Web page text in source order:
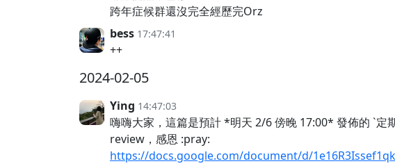
跨年症候群還沒完全經歷完Orz
bess 17:47:41
++
2024-02-05
Ying 14:47:03
嗨嗨大家，這篇是預計 *明天 2/6 傍晚 17:00* 發佈的 `定
review，感恩 :pray:
https://docs.google.com/document/d/